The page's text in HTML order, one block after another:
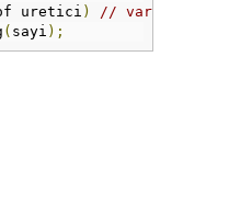
uretici )
// var yerine
( sayi );